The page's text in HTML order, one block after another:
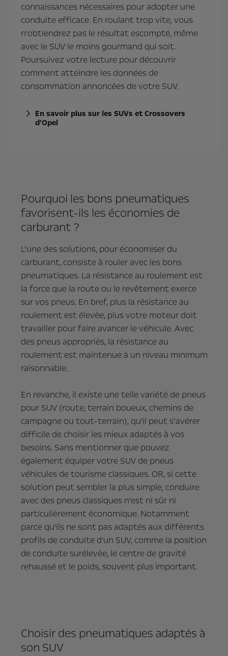
connaissances nécessaires pour adopter une
conduite efficace. En roulant trop vite, vous
n'obtiendrez pas le résultat escompté, même
avec le SUV le moins gourmand qui soit.
Poursuivez votre lecture pour découvrir
comment atteindre les données de
consommation annoncées de votre SUV.
En savoir plus sur les SUVs et Crossovers
d'Opel
Pourquoi les bons pneumatiques
favorisent-ils les économies de
carburant ?
L’une des solutions, pour économiser du
carburant, consiste à rouler avec les bons
pneumatiques. La résistance au roulement est
la force que la route ou le revêtement exerce
sur vos pneus. En bref, plus la résistance au
roulement est élevée, plus votre moteur doit
travailler pour faire avancer le véhicule. Avec
des pneus appropriés, la résistance au
roulement est maintenue à un niveau minimum
raisonnable.
En revanche, il existe une telle variété de pneus
pour SUV (route, terrain boueux, chemins de
campagne ou tout-terrain), qu'il peut s’avérer
difficile de choisir les mieux adaptés à vos
besoins. Sans mentionner que pouvez
également équiper votre SUV de pneus
véhicules de tourisme classiques. OR, si cette
solution peut sembler la plus simple, conduire
avec des pneus classiques n'est ni sûr ni
particulièrement économique. Notamment
parce qu'ils ne sont pas adaptés aux différents
profils de conduite d'un SUV, comme la position
de conduite surélevée, le centre de gravité
rehaussé et le poids, souvent plus important.
Choisir des pneumatiques adaptés à
son SUV